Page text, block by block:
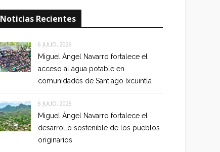
Noticias Recientes
6 JULIO, 2026
Miguel Ángel Navarro fortalece el
acceso al agua potable en
comunidades de Santiago Ixcuintla
6 JULIO, 2026
Miguel Ángel Navarro fortalece el
desarrollo sostenible de los pueblos
originarios